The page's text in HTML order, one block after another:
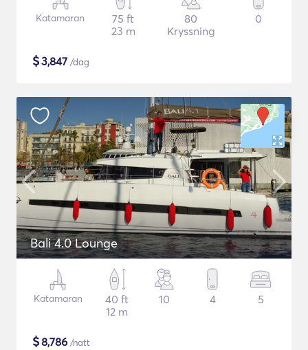
Katamaran
75 ft
23 m
80
Kryssning
0
$3,847 /dag
Bali 4.0 Lounge
Katamaran
40 ft
12 m
10 4 5
$8,786 /natt